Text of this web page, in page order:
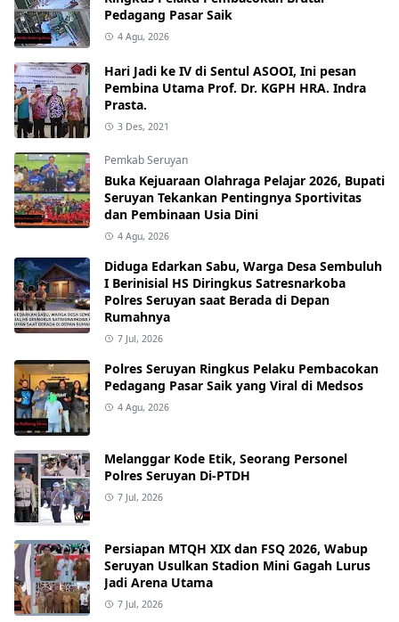
Pedagang Pasar Saik
4 Agu, 2026
Hari Jadi ke IV di Sentul ASOOI, Ini pesan
Pembina Utama Prof. Dr. KGPH HRA. Indra
Prasta.
3 Des, 2021
Pemkab Seruyan
Buka Kejuaraan Olahraga Pelajar 2026, Bupati
Seruyan Tekankan Pentingnya Sportivitas
dan Pembinaan Usia Dini
4 Agu, 2026
Diduga Edarkan Sabu, Warga Desa Sembuluh
I Berinisial HS Diringkus Satresnarkoba
Polres Seruyan saat Berada di Depan
Rumahnya
7 Jul, 2026
Polres Seruyan Ringkus Pelaku Pembacokan
Pedagang Pasar Saik yang Viral di Medsos
4 Agu, 2026
Melanggar Kode Etik, Seorang Personel
Polres Seruyan Di-PTDH
7 Jul, 2026
Persiapan MTQH XIX dan FSQ 2026, Wabup
Seruyan Usulkan Stadion Mini Gagah Lurus
Jadi Arena Utama
7 Jul, 2026